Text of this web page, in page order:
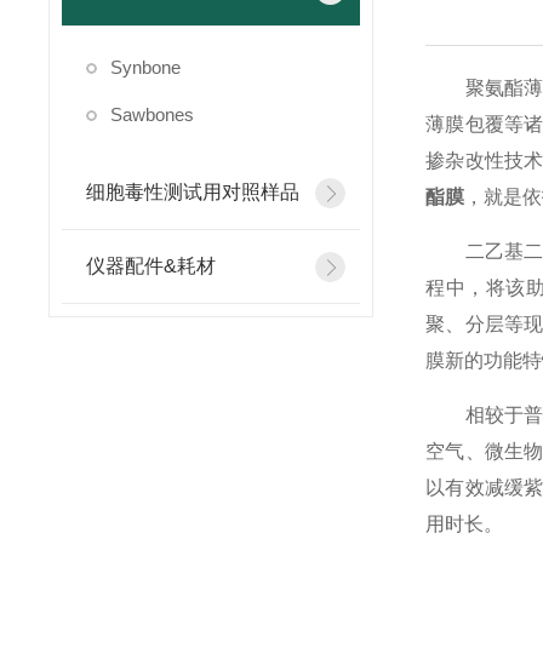
Synbone
Sawbones
细胞毒性测试用对照样品
仪器配件&耗材
聚氨酯薄膜
薄膜包覆等
掺杂改性技
酯膜 ，就是
二乙基二硫
程中，将该
聚、分层等
膜新的功能
相较于普通
空气、微生
以有效减缓
用时长。